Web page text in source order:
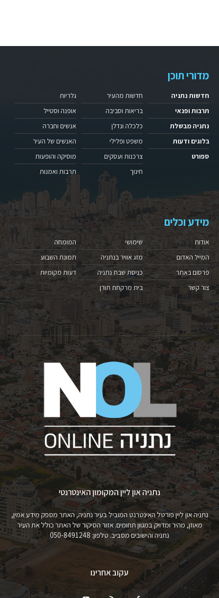
מדורי תוכן
חדשות נתניה
תרבות ופנאי
נתניה מבשלת
בלוגים ודעות
ספורט
חדשות מהעיר
בריאות וסביבה
כלכלה ונדלן
משפט ופלילי
צרכנות ועסקים
חינוך
גלריות
אופנה וסטייל
אנשים וחברה
האנשים של העיר
מוסיקה והופעות
תרבות ואמנות
מידע וכלים
אודות
המייל האדום
פרסום באתר
צור קשר
שימושי
מזג אוויר בנתניה
כניסת שבת נתניה
בית מרקחת תורן
המומחה
תמונת השבוע
דעות מקומיות
נתניה און ליין המקומון האינטרנטי
נתניה און ליין פורטל האינטרנט המוביל בעיר נתניה, האתר מספק מידע אמין,
מאוזן, מהיר ומדויק במגוון תחומים. אזור הסיקור של האתר כולל את העיר
נתניה והישובים מסביב. טלפון: 050-8491248
עקוב אחרינו